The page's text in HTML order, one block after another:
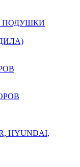
ПОДУШКИ
HYUNDAI,